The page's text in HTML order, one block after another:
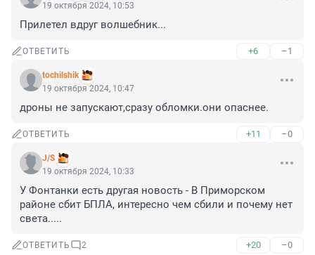
19 октября 2024, 10:53
Прилетел вдруг волшебник...
ОТВЕТИТЬ +6 –1
tochilshik
19 октября 2024, 10:47
дроны не запускают,сразу обломки.они опаснее.
ОТВЕТИТЬ +11 –0
J/S
19 октября 2024, 10:33
У Фонтанки есть другая новость - В Приморском
районе сбит БПЛА, интересно чем сбили и почему нет
света.....
ОТВЕТИТЬ 2 +20 –0